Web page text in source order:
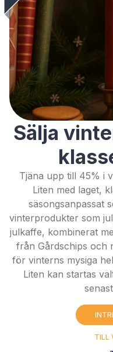
Sälja
Tjäna upp till 45% i
Liten med laget,
säsongsanpassat
vinterprodukter som
julkaffe, kombinerat
från Gårdschips och
för vinterns mysiga
Liten kan startas
TILL